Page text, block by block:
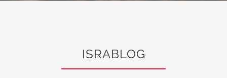
ISRABLOG